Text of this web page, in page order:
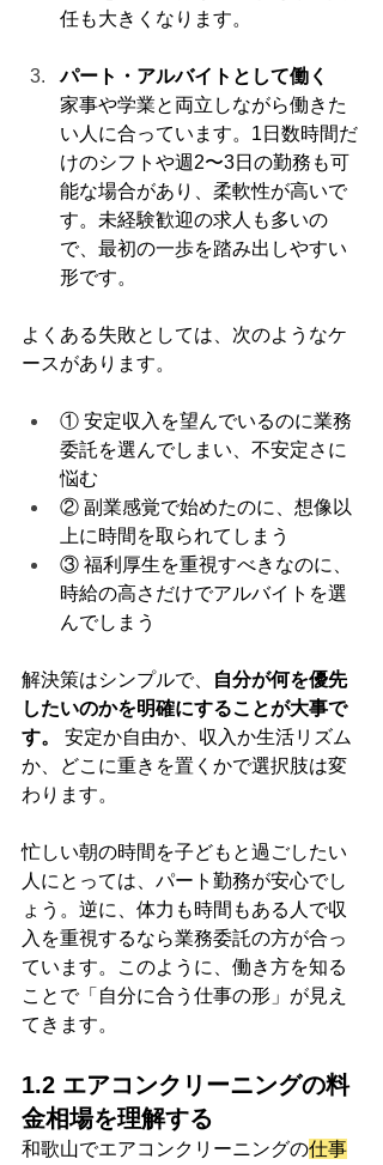
任も大きくなります。
パート・アルバイトとして働く
家事や学業と両立しながら働きた
い人に合っています。1日数時間だ
けのシフトや週2〜3日の勤務も可
能な場合があり、柔軟性が高いで
す。未経験歓迎の求人も多いの
で、最初の一歩を踏み出しやすい
形です。
よくある失敗としては、次のようなケ
ースがあります。
① 安定収入を望んでいるのに業務
委託を選んでしまい、不安定さに
悩む
② 副業感覚で始めたのに、想像以
上に時間を取られてしまう
③ 福利厚生を重視すべきなのに、
時給の高さだけでアルバイトを選
んでしまう
解決策はシンプルで、
自分が何を優先
したいのかを明確にすることが大事で
す。
安定か自由か、収入か生活リズム
か、どこに重きを置くかで選択肢は変
わります。
忙しい朝の時間を子どもと過ごしたい
人にとっては、パート勤務が安心でし
ょう。逆に、体力も時間もある人で収
入を重視するなら業務委託の方が合っ
ています。このように、働き方を知る
ことで「自分に合う仕事の形」が見え
てきます。
1.2 エアコンクリーニングの料
金相場を理解する
和歌山でエアコンクリーニングの仕事